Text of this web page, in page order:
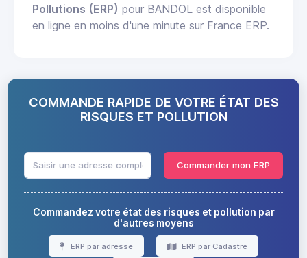
Pollutions (ERP) pour BANDOL est disponible
en ligne en moins d'une minute sur France ERP.
COMMANDE RAPIDE DE VOTRE ÉTAT DES
RISQUES ET POLLUTION
Commander mon ERP
Commandez votre état des risques et pollution par
d'autres moyens
ERP par adresse ERP par Cadastre